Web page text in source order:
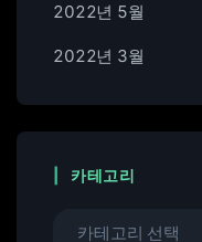
2022년 5월
2022년 3월
카테고리